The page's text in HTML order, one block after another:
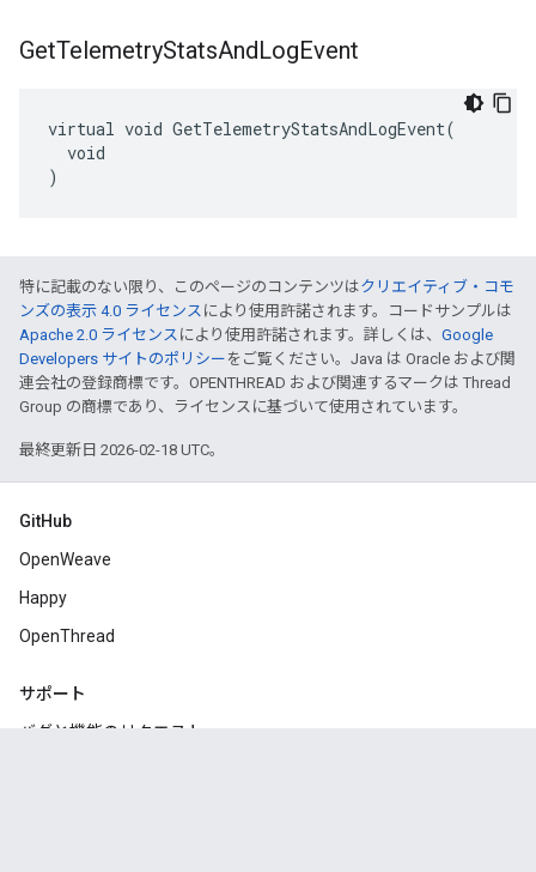
GetTelemetryStatsAndLogEvent
virtual void GetTelemetryStatsAndLogEvent(
  void
)
特に記載のない限り、このページのコンテンツはクリエイティブ・コモ
ンズの表示 4.0 ライセンス により使用許諾されます。コードサンプルは
Apache 2.0 ライセンス により使用許諾されます。詳しくは、 Google
Developers サイトのポリシー をご覧ください。Java は Oracle および関
連会社の登録商標です。OPENTHREAD および関連するマークは Thread
Group の商標であり、ライセンスに基づいて使用されています。
最終更新日 2026-02-18 UTC。
GitHub
OpenWeave
Happy
OpenThread
サポート
バグと機能のリクエスト